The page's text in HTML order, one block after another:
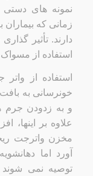
نمونه های
زمانی که
دارند. تأثیر
استفاده از
استفاده از
خونرسانی به
و به زدودن جرم
علاوه بر اینها،
مخزن واترجت
آورد اما
توصیه نمی